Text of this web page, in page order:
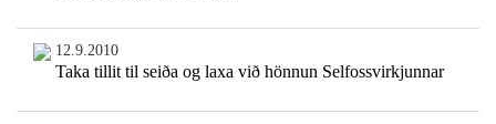
12.9.2010
Taka tillit til seiða og laxa við hönnun Selfossvirkjunnar